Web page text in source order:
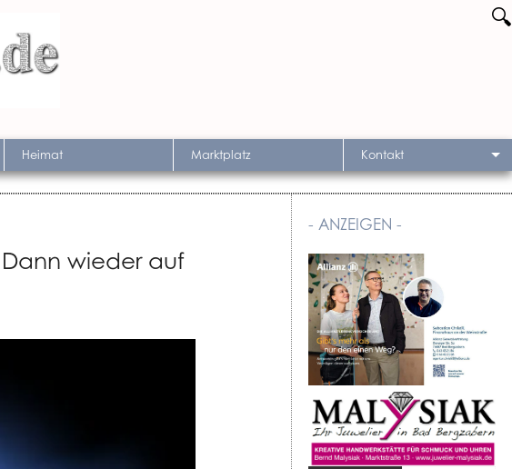
🔍
Heimat Marktplatz Kontakt
wieder auf
- ANZEIGEN -